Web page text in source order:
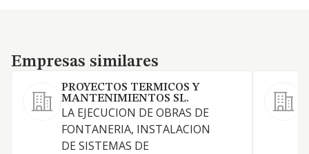
Empresas similares
Empresas similares
PROYECTOS TERMICOS Y
MANTENIMIENTOS SL.
LA EJECUCION DE OBRAS DE
FONTANERIA, INSTALACION
DE SISTEMAS DE